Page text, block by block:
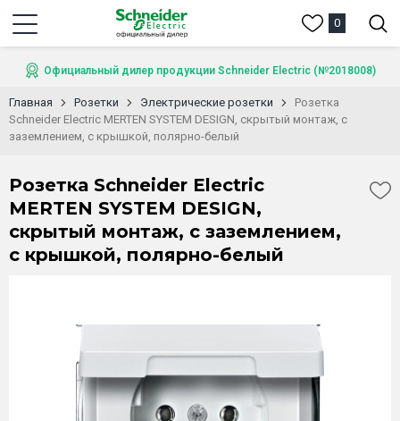
0
Официальный дилер продукции Schneider Electric (№2018008)
Главная Розетки Электрические розетки
Розетка
Schneider Electric MERTEN SYSTEM DESIGN, скрытый монтаж, с
заземлением, с крышкой, полярно-белый
Розетка Schneider Electric
MERTEN SYSTEM DESIGN,
скрытый монтаж, с заземлением,
с крышкой, полярно-белый